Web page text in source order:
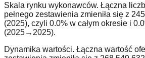
Skala rynku wykonawców. Łączna
pełnego zestawienia zmieniła się z
(2025), czyli 0.0% w całym okresie i
(2025→2025).
Dynamika wartości. Łączna wartość